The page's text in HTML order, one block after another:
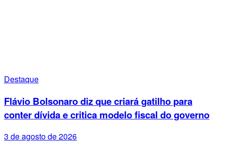
Destaque
Flávio Bolsonaro diz que criará gatilho para
conter dívida e critica modelo fiscal do governo
3 de agosto de 2026